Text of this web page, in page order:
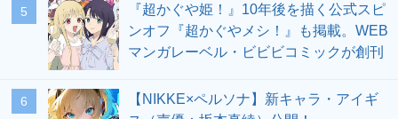
5
『超かぐや姫！』10年後を描く公式スピ
ンオフ『超かぐやメシ！』も掲載。WEB
マンガレーベル・ビビビコミックが創刊
6
【NIKKE×ペルソナ】新キャラ・アイギ